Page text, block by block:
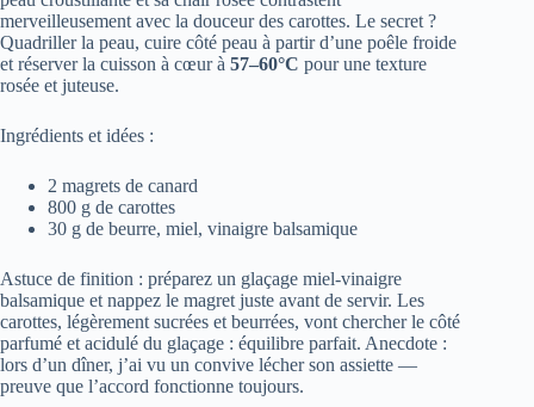
merveilleusement avec la douceur des carottes. Le secret ?
Quadriller la peau, cuire côté peau à partir d’une poêle froide
et réserver la cuisson à cœur à 57–60°C pour une texture
rosée et juteuse.
Ingrédients et idées :
2 magrets de canard
800 g de carottes
30 g de beurre, miel, vinaigre balsamique
Astuce de finition : préparez un glaçage miel-vinaigre
balsamique et nappez le magret juste avant de servir. Les
carottes, légèrement sucrées et beurrées, vont chercher le côté
parfumé et acidulé du glaçage : équilibre parfait. Anecdote :
lors d’un dîner, j’ai vu un convive lécher son assiette —
preuve que l’accord fonctionne toujours.